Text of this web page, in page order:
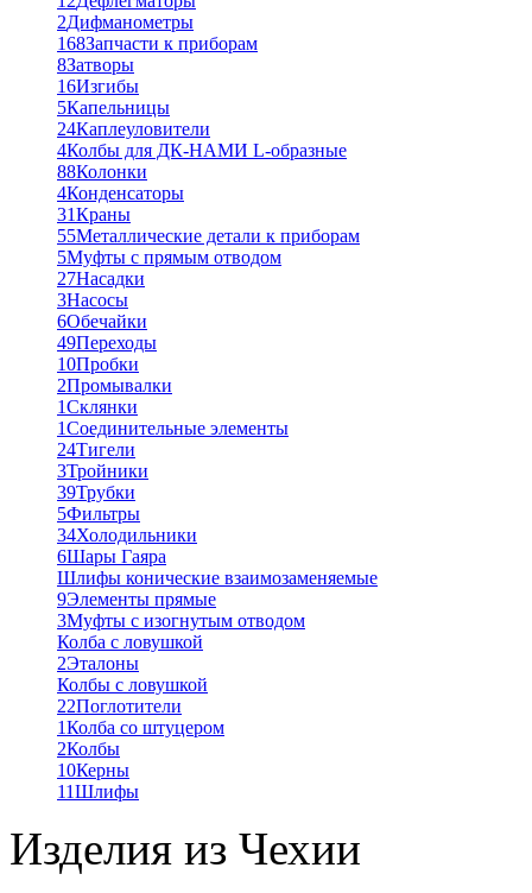
2Дифманометры
168Запчасти к приборам
8Затворы
16Изгибы
5Капельницы
24Каплеуловители
4Колбы для ДК-НАМИ L-образные
88Колонки
4Конденсаторы
31Краны
55Металлические детали к приборам
5Муфты с прямым отводом
27Насадки
3Насосы
6Обечайки
49Переходы
10Пробки
2Промывалки
1Склянки
1Соединительные элементы
24Тигели
3Тройники
39Трубки
5Фильтры
34Холодильники
6Шары Гаяра
Шлифы конические взаимозаменяемые
9Элементы прямые
3Муфты с изогнутым отводом
Колба с ловушкой
2Эталоны
Колбы с ловушкой
22Поглотители
1Колба со штуцером
2Колбы
10Керны
11Шлифы
Изделия из Чехии